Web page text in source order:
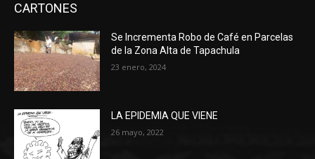
CARTONES
Se Incrementa Robo de Café en Parcelas
de la Zona Alta de Tapachula
23 enero, 2024
LA EPIDEMIA QUE VIENE
26 mayo, 2022